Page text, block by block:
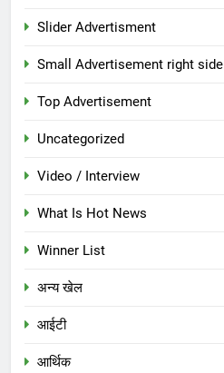
Slider Advertisment
Small Advertisement right side
Top Advertisement
Uncategorized
Video / Interview
What Is Hot News
Winner List
अन्य खेल
आईटी
आर्थिक